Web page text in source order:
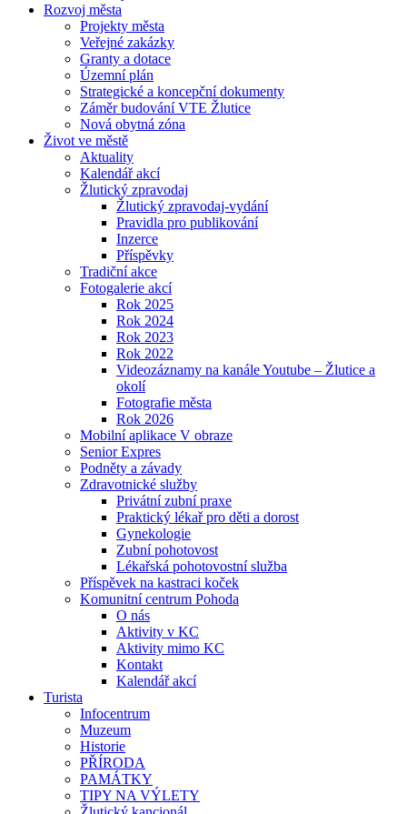
Rozvoj města
Projekty města
Veřejné zakázky
Granty a dotace
Územní plán
Strategické a koncepční dokumenty
Záměr budování VTE Žlutice
Nová obytná zóna
Život ve městě
Aktuality
Kalendář akcí
Žlutický zpravodaj
Žlutický zpravodaj-vydání
Pravidla pro publikování
Inzerce
Příspěvky
Tradiční akce
Fotogalerie akcí
Rok 2025
Rok 2024
Rok 2023
Rok 2022
Videozáznamy na kanále Youtube – Žlutice a
okolí
Fotografie města
Rok 2026
Mobilní aplikace V obraze
Senior Expres
Podněty a závady
Zdravotnické služby
Privátní zubní praxe
Praktický lékař pro děti a dorost
Gynekologie
Zubní pohotovost
Lékařská pohotovostní služba
Příspěvek na kastraci koček
Komunitní centrum Pohoda
O nás
Aktivity v KC
Aktivity mimo KC
Kontakt
Kalendář akcí
Turista
Infocentrum
Muzeum
Historie
PŘÍRODA
PAMÁTKY
TIPY NA VÝLETY